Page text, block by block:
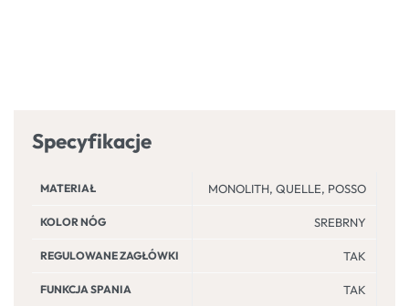
Specyfikacje
MATERIAŁ MONOLITH, QUELLE, POSSO
KOLOR NÓG SREBRNY
REGULOWANE ZAGŁÓWKI TAK
FUNKCJA SPANIA TAK